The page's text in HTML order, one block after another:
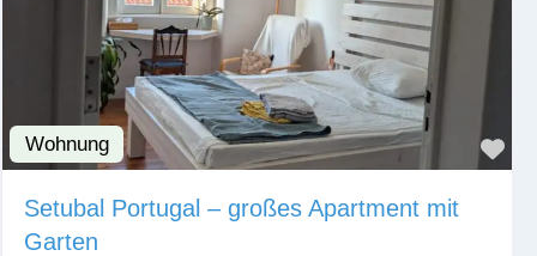
Wohnung
Setubal Portugal – großes Apartment mit
Garten